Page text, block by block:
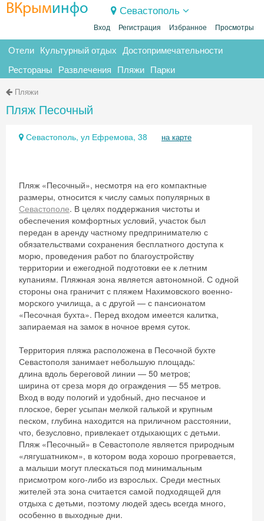
ВКрыминфо Севастополь
Вход Регистрация Избранное Просмотры
Отели Культурный отдых Достопримечательности
Рестораны Развлечения Пляжи Парки
Пляжи
Пляж Песочный
Севастополь, ул Ефремова, 38 на карте
Пляж «Песочный», несмотря на его компактные
размеры, относится к числу самых популярных в
Севастополе. В целях поддержания чистоты и
обеспечения комфортных условий, участок был
передан в аренду частному предпринимателю с
обязательствами сохранения бесплатного доступа к
морю, проведения работ по благоустройству
территории и ежегодной подготовки ее к летним
купаниям. Пляжная зона является автономной. С одной
стороны она граничит с пляжем Нахимовского военно-
морского училища, а с другой — с пансионатом
«Песочная бухта». Перед входом имеется калитка,
запираемая на замок в ночное время суток.
Территория пляжа расположена в Песочной бухте
Севастополя занимает небольшую площадь:
длина вдоль береговой линии — 50 метров;
ширина от среза моря до ограждения — 55 метров.
Вход в воду пологий и удобный, дно песчаное и
плоское, берег усыпан мелкой галькой и крупным
песком, глубина находится на приличном расстоянии,
что, безусловно, привлекает отдыхающих с детьми.
Пляж «Песочный» в Севастополе является природным
«лягушатником», в котором вода хорошо прогревается,
а малыши могут плескаться под минимальным
присмотром кого-либо из взрослых. Среди местных
жителей эта зона считается самой подходящей для
отдыха с детьми, поэтому людей здесь всегда много,
особенно в выходные дни.